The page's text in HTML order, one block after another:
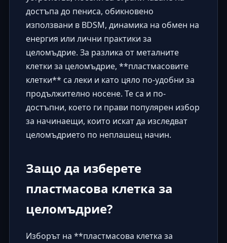
достъпа до пениса, обикновено
използвани в BDSM, динамика на обмен на
енергия или лични практики за
целомъдрие. За разлика от металните
клетки за целомъдрие, **пластмасовите
клетки** са леки и като цяло по-удобни за
продължително носене. Те са и по-
достъпни, което ги прави популярен избор
за начинаещи, които искат да изследват
целомъдрието по неплашещ начин.
Защо да изберете
пластмасова клетка за
целомъдрие?
Изборът на **пластмасова клетка за